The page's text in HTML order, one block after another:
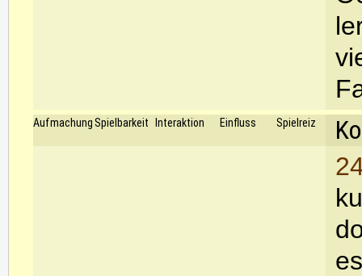
Aufmachung Spielbarkeit Interaktion Einfluss Spielreiz